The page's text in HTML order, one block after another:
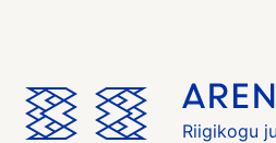
Riigikogu